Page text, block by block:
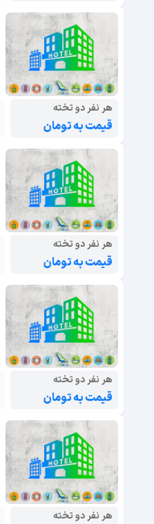
هر نفر دو تخته
قیمت به تومان
هر نفر دو تخته
قیمت به تومان
هر نفر دو تخته
قیمت به تومان
هر نفر دو تخته